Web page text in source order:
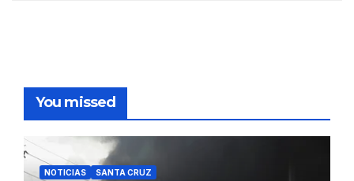
You missed
NOTICIAS SANTA CRUZ